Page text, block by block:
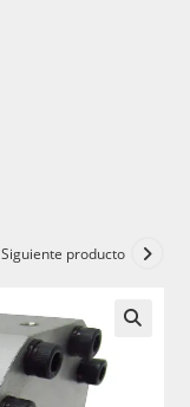
Siguiente producto